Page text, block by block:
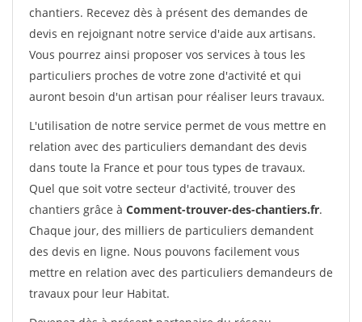
chantiers. Recevez dès à présent des demandes de
devis en rejoignant notre service d'aide aux artisans.
Vous pourrez ainsi proposer vos services à tous les
particuliers proches de votre zone d'activité et qui
auront besoin d'un artisan pour réaliser leurs travaux.
L'utilisation de notre service permet de vous mettre en
relation avec des particuliers demandant des devis
dans toute la France et pour tous types de travaux.
Quel que soit votre secteur d'activité, trouver des
chantiers grâce à Comment-trouver-des-chantiers.fr.
Chaque jour, des milliers de particuliers demandent
des devis en ligne. Nous pouvons facilement vous
mettre en relation avec des particuliers demandeurs de
travaux pour leur Habitat.